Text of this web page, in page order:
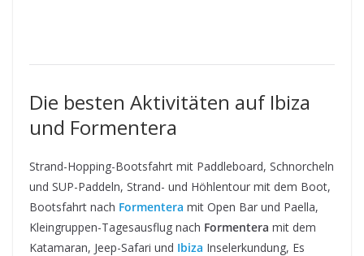
Die besten Aktivitäten auf Ibiza
und Formentera
Strand-Hopping-Bootsfahrt mit Paddleboard, Schnorcheln
und SUP-Paddeln, Strand- und Höhlentour mit dem Boot,
Bootsfahrt nach Formentera mit Open Bar und Paella,
Kleingruppen-Tagesausflug nach Formentera mit dem
Katamaran, Jeep-Safari und Ibiza Inselerkundung, Es